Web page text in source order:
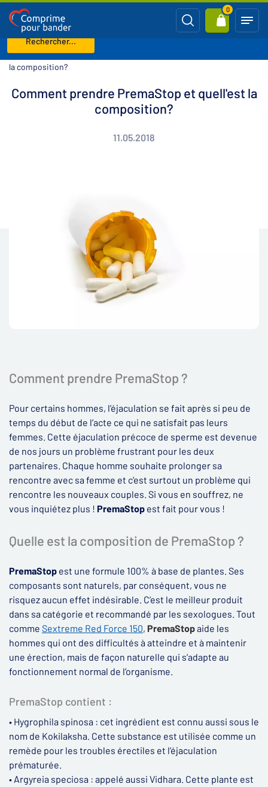
Rechercher...
0
Page d'accueil Blog
la composition?
Comment prendre PremaStop et quell'est la
composition?
11.05.2018
Comment prendre PremaStop ?
Pour certains hommes, l’éjaculation se fait après si peu de
temps du début de l’acte ce qui ne satisfait pas leurs
femmes. Cette éjaculation précoce de sperme est devenue
de nos jours un problème frustrant pour les deux
partenaires. Chaque homme souhaite prolonger sa
rencontre avec sa femme et c’est surtout un problème qui
rencontre les nouveaux couples. Si vous en souffrez, ne
vous inquiétez plus ! PremaStop est fait pour vous !
Quelle est la composition de PremaStop ?
PremaStop est une formule 100% à base de plantes. Ses
composants sont naturels, par conséquent, vous ne
risquez aucun effet indésirable. C’est le meilleur produit
dans sa catégorie et recommandé par les sexologues. Tout
comme Sextreme Red Force 150, PremaStopaide les
hommes qui ont des difficultés à atteindre et à maintenir
une érection, mais de façon naturelle qui s’adapte au
fonctionnement normal de l’organisme.
PremaStop contient :
• Hygrophila spinosa : cet ingrédient est connu aussi sous le
nom de Kokilaksha. Cette substance est utilisée comme un
remède pour les troubles érectiles et l’éjaculation
prématurée.
• Argyreia speciosa : appelé aussi Vidhara. Cette plante est